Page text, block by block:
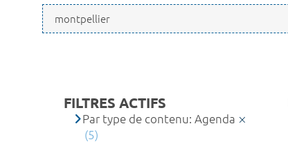
FILTRES ACTIFS
Par type de contenu: Agenda
(5)